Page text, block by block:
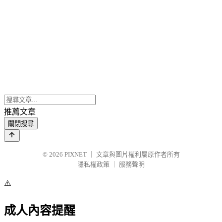
推薦文章
關閉搜尋
© 2026 PIXNET
文章與圖片權利屬原作者所有
隱私權政策
服務聲明
⚠️
成人內容提醒